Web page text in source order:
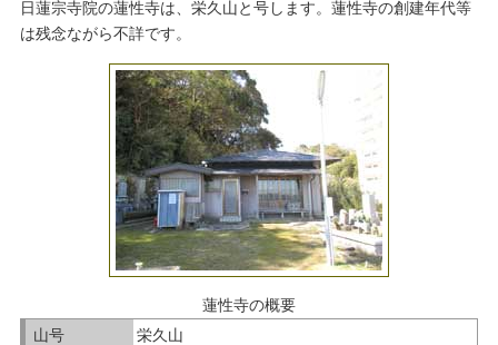
日蓮宗寺院の蓮性寺は、栄久山と号します。蓮性寺の創建年代等
は残念ながら不詳です。
蓮性寺の概要
山号
栄久山